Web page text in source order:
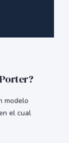
modelo
el cual